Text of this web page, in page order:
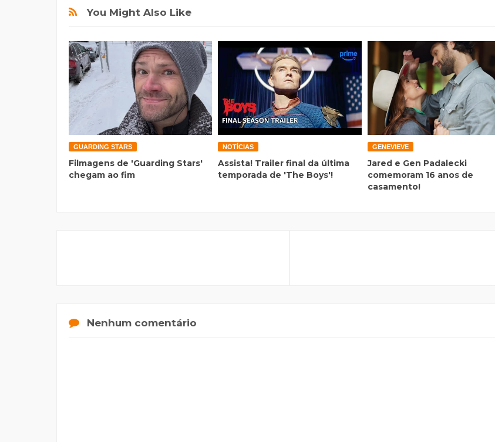
You Might Also Like
GUARDING STARS
Filmagens de 'Guarding Stars'
chegam ao fim
NOTÍCIAS
Assista! Trailer final da última
temporada de 'The Boys'!
GENEVIEVE
Jared e Gen Padalecki
comemoram 16 anos de
casamento!
Nenhum comentário